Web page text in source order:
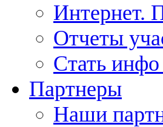
Интернет.
Отчеты
Стать
Партнеры
Наши